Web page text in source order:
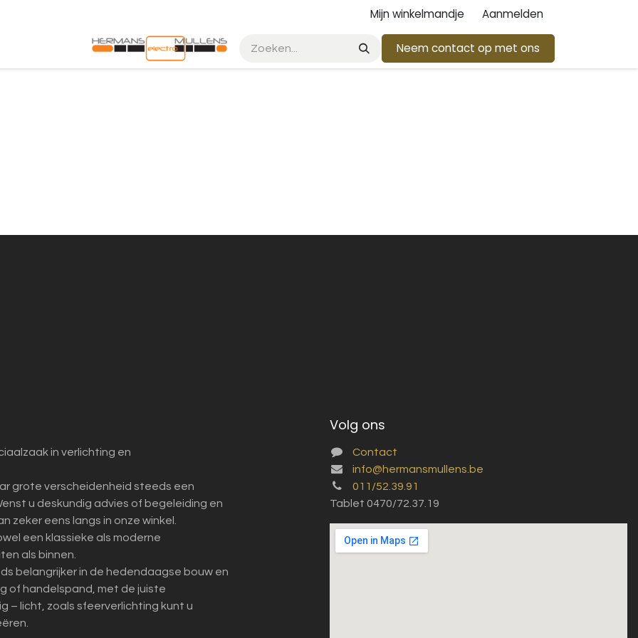
Mijn winkelmandje Aanmelden
Realisaties Neem contact op met ons
in verlichting en
grote verscheidenheid steeds een
u deskundig advies of begeleiding en
zeker eens langs in onze winkel.
een klassieke als moderne
als binnen.
belangrijker in de hedendaagse bouw en
of handelspand, met de juiste
– licht, zoals sfeerverlichting kunt u
Volg ons
Contact
info@hermansmullens.be
011/52.39.91
Tablet 0470/72.37.19